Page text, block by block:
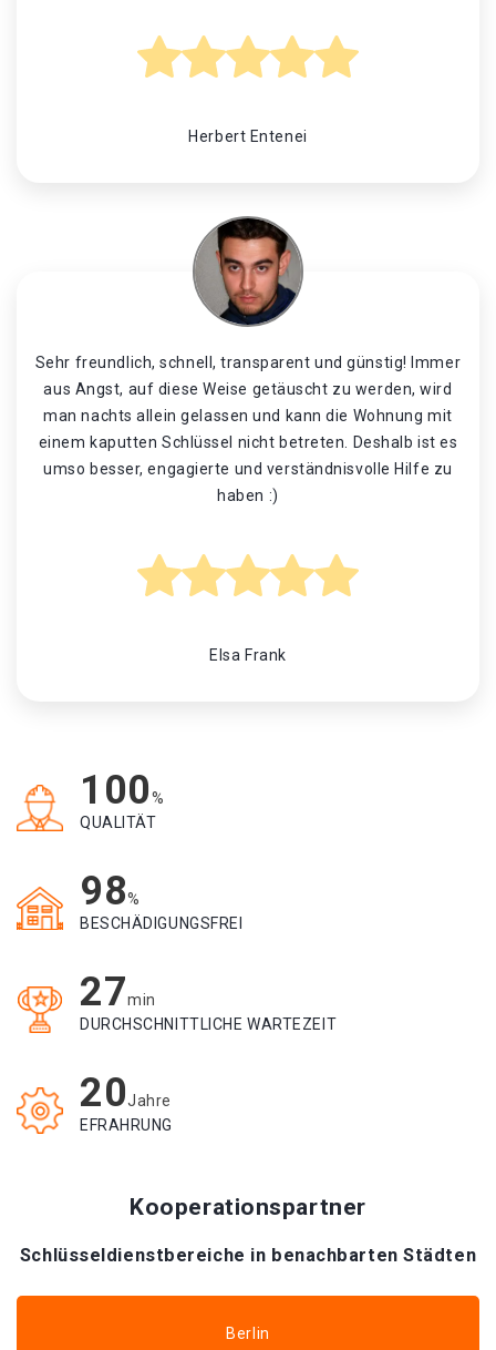
Herbert Entenei
Sehr freundlich, schnell, transparent und günstig! Immer
aus Angst, auf diese Weise getäuscht zu werden, wird
man nachts allein gelassen und kann die Wohnung mit
einem kaputten Schlüssel nicht betreten. Deshalb ist es
umso besser, engagierte und verständnisvolle Hilfe zu
haben :)
Elsa Frank
100%
QUALITÄT
98%
BESCHÄDIGUNGSFREI
27min
DURCHSCHNITTLICHE WARTEZEIT
20Jahre
EFRAHRUNG
Kooperationspartner
Schlüsseldienstbereiche in benachbarten Städten
Berlin